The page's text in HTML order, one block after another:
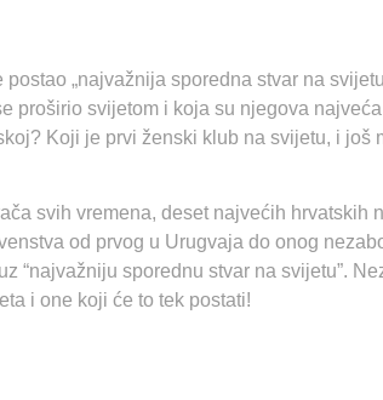
„najvažnija sporedna stvar na
proširio svijetom i koja su njegova
Koji je prvi ženski klub na svijetu, i
svih vremena, deset najvećih
od prvog u Urugvaja do onog
“najvažniju sporednu stvar na svijetu”.
i one koji će to tek postati!